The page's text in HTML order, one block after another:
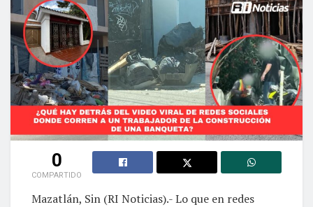
0
COMPARTIDO
Mazatlán, Sin (RI Noticias).- Lo que en redes